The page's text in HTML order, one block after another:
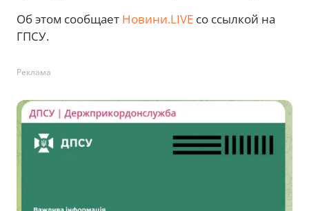
Об этом сообщает Новини.LIVE со ссылкой на
ГПСУ.
Реклама